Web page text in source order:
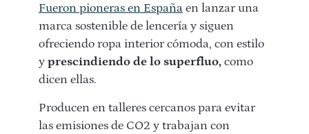
Fueron pioneras en España en lanzar una
marca sostenible de lencería y siguen
ofreciendo ropa interior cómoda, con estilo
y prescindiendo de lo superfluo, como
dicen ellas.
Producen en talleres cercanos para evitar
las emisiones de CO2 y trabajan con